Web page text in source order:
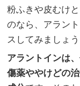
ン
ケ
ア
重
点
粉ふきや皮むけ
のなら、アラン
スしてみましょう
アラントインは
傷薬ややけどの